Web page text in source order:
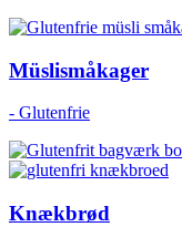
Müslismåkager
- Glutenfrie
Knækbrød